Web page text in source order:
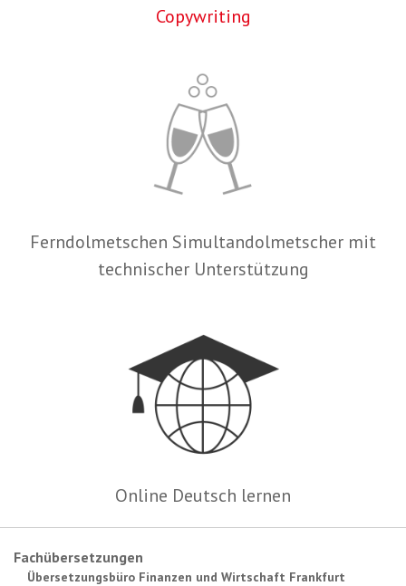
Copywriting
Ferndolmetschen Simultandolmetscher mit
technischer Unterstützung
Online Deutsch lernen
Fachübersetzungen
Übersetzungsbüro Finanzen und Wirtschaft Frankfurt